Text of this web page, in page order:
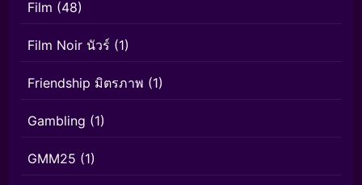
Film (48)
Film Noir นัวร์ (1)
Friendship มิตรภาพ (1)
Gambling (1)
GMM25 (1)